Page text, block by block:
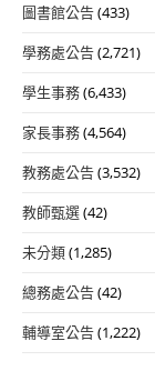
圖書館公告(433)
學務處公告(2,721)
學生事務(6,433)
家長事務(4,564)
教務處公告(3,532)
教師甄選(42)
未分類(1,285)
總務處公告(42)
輔導室公告(1,222)